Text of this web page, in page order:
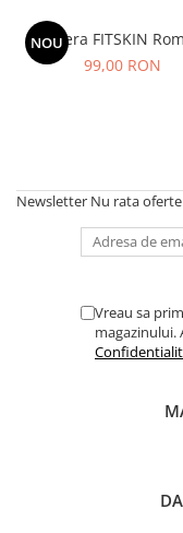
NOU
Bustiera FITSKIN
99,00 RON
Newsletter Nu rata
Vreau sa
magazinului.